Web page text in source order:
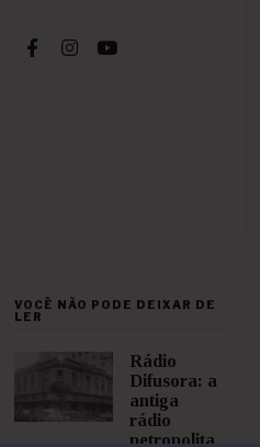
VOCÊ NÃO PODE DEIXAR DE
LER
Rádio
Difusora: a
antiga
rádio
petropolita